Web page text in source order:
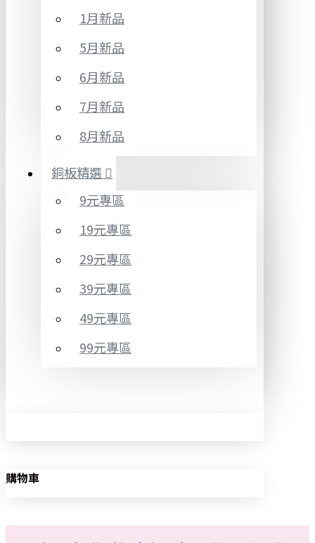
1月新品
5月新品
6月新品
7月新品
8月新品
銅板精選
9元專區
19元專區
29元專區
39元專區
49元專區
99元專區
購物車